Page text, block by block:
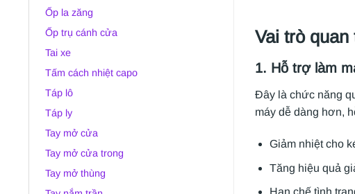
Ốp la zăng
Ốp trụ cánh cửa
Tai xe
Tấm cách nhiệt capo
Táp lô
Táp ly
Tay mở cửa
Tay mở cửa trong
Tay mở thùng
Vai trò quan
1. Hỗ trợ làm
Đây là chức năng
máy dễ dàng hơn,
Giảm nhiệt cho
Tăng hiệu quả